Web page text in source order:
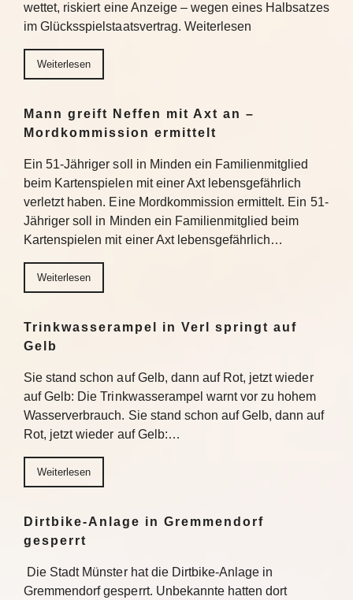
wettet, riskiert eine Anzeige – wegen eines Halbsatzes
im Glücksspielstaatsvertrag. Weiterlesen
Weiterlesen
Mann greift Neffen mit Axt an –
Mordkommission ermittelt
Ein 51-Jähriger soll in Minden ein Familienmitglied
beim Kartenspielen mit einer Axt lebensgefährlich
verletzt haben. Eine Mordkommission ermittelt. Ein 51-
Jähriger soll in Minden ein Familienmitglied beim
Kartenspielen mit einer Axt lebensgefährlich…
Weiterlesen
Trinkwasserampel in Verl springt auf
Gelb
Sie stand schon auf Gelb, dann auf Rot, jetzt wieder
auf Gelb: Die Trinkwasserampel warnt vor zu hohem
Wasserverbrauch. Sie stand schon auf Gelb, dann auf
Rot, jetzt wieder auf Gelb:…
Weiterlesen
Dirtbike-Anlage in Gremmendorf
gesperrt
Die Stadt Münster hat die Dirtbike-Anlage in
Gremmendorf gesperrt. Unbekannte hatten dort